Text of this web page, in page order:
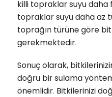
killi topraklar suyu
topraklar suyu daha az
toprağın türüne göre
gerekmektedir.
Sonuç olarak,
doğru bir sulama
önemlidir. Bitkilerinizi